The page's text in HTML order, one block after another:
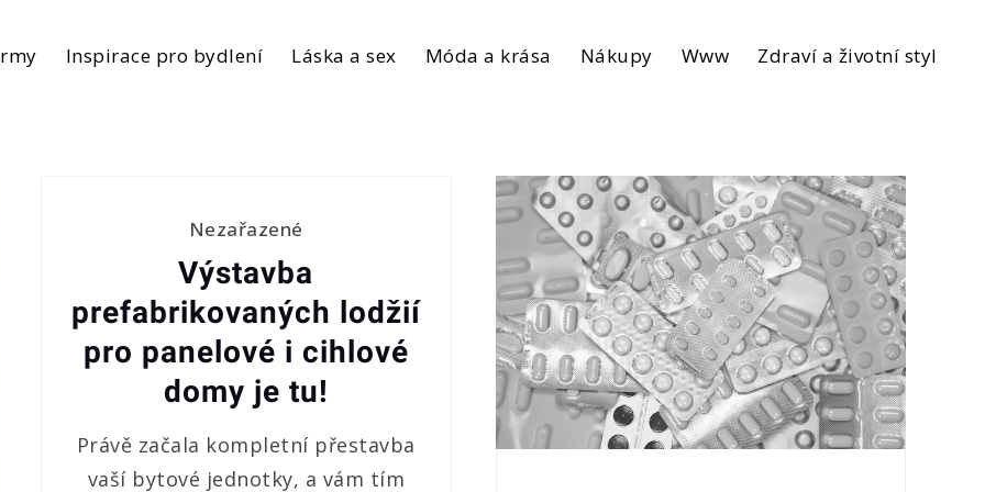
Inspirace pro bydlení Láska a sex Móda a krása Nákupy Www Zdraví a životní styl
Nezařazené
Výstavba
prefabrikovaných lodžií
pro panelové i cihlové
domy je tu!
Právě začala kompletní přestavba
vaší bytové jednotky, a vám tím